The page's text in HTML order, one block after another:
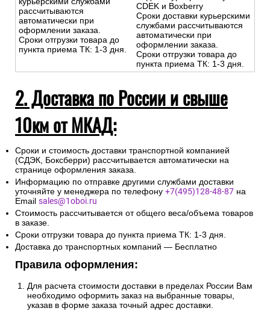
рассчитываются
автоматически при
оформлении заказа.
Сроки отгрузки товара до
пункта приема ТК: 1-3 дня.
CDEK и Boxberry
Сроки доставки курьерскими
службами рассчитываются
автоматически при
оформлении заказа.
Сроки отгрузки товара до
пункта приема ТК: 1-3 дня.
2. Доставка по России и свыше
10км от МКАД:
Сроки и стоимость доставки транспортной компанией
(СДЭК, Боксберри) рассчитывается автоматически на
странице оформления заказа.
Информацию по отправке другими службами доставки
уточняйте у менеджера по телефону +7(495)128-48-87 на
Email sales@1oboi.ru
Стоимость рассчитывается от общего веса/объема товаров
в заказе.
Сроки отгрузки товара до пункта приема ТК: 1-3 дня.
Доставка до транспортных компаний — Бесплатно
Правила оформления:
Для расчета стоимости доставки в пределах России Вам
необходимо оформить заказ на выбранные товары,
указав в форме заказа точный адрес доставки.